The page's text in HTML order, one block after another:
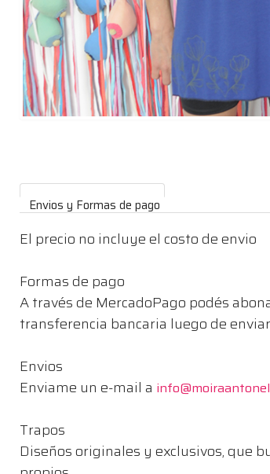
Envios y Formas de pago
El precio no incluye el costo de envio
Formas de pago
A través de MercadoPago podés
transferencia bancaria luego de
Envios
Enviame un e-mail a
Trapos
Diseños originales y exclusivos, que